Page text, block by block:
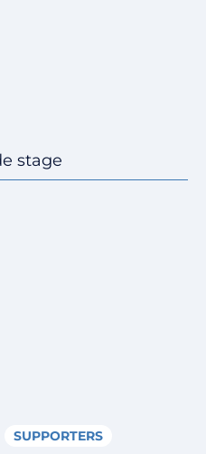
stage
SUPPORTERS